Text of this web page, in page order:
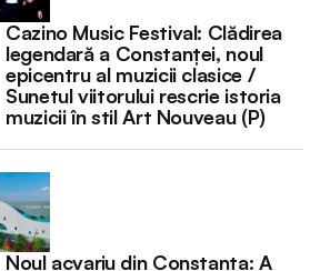
Cazino Music Festival: Clădirea
legendară a Constanței, noul
epicentru al muzicii clasice /
Sunetul viitorului rescrie istoria
muzicii în stil Art Nouveau (P)
Noul acvariu din Constanța: A